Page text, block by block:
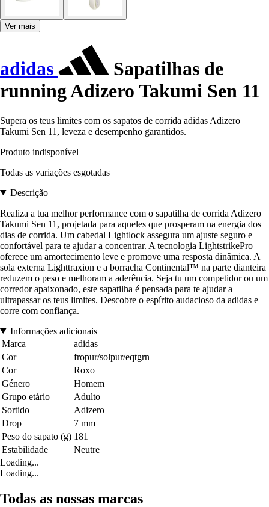
Ver mais
adidas
Sapatilhas de
running Adizero Takumi Sen 11
Supera os teus limites com os sapatos de corrida adidas Adizero
Takumi Sen 11, leveza e desempenho garantidos.
Produto indisponível
Todas as variações esgotadas
Descrição
Realiza a tua melhor performance com o sapatilha de corrida Adizero
Takumi Sen 11, projetada para aqueles que prosperam na energia dos
dias de corrida. Um cabedal Lightlock assegura um ajuste seguro e
confortável para te ajudar a concentrar. A tecnologia LightstrikePro
oferece um amortecimento leve e promove uma resposta dinâmica. A
sola externa Lighttraxion e a borracha Continental™ na parte dianteira
reduzem o peso e melhoram a aderência. Seja tu um competidor ou um
corredor apaixonado, este sapatilha é pensada para te ajudar a
ultrapassar os teus limites. Descobre o espírito audacioso da adidas e
corre com confiança.
Informações adicionais
Marca
adidas
Cor
fropur/solpur/eqtgrn
Cor
Roxo
Género
Homem
Grupo etário
Adulto
Sortido
Adizero
Drop
7 mm
Peso do sapato (g) 181
Estabilidade
Neutre
Loading...
Loading...
Todas as nossas marcas